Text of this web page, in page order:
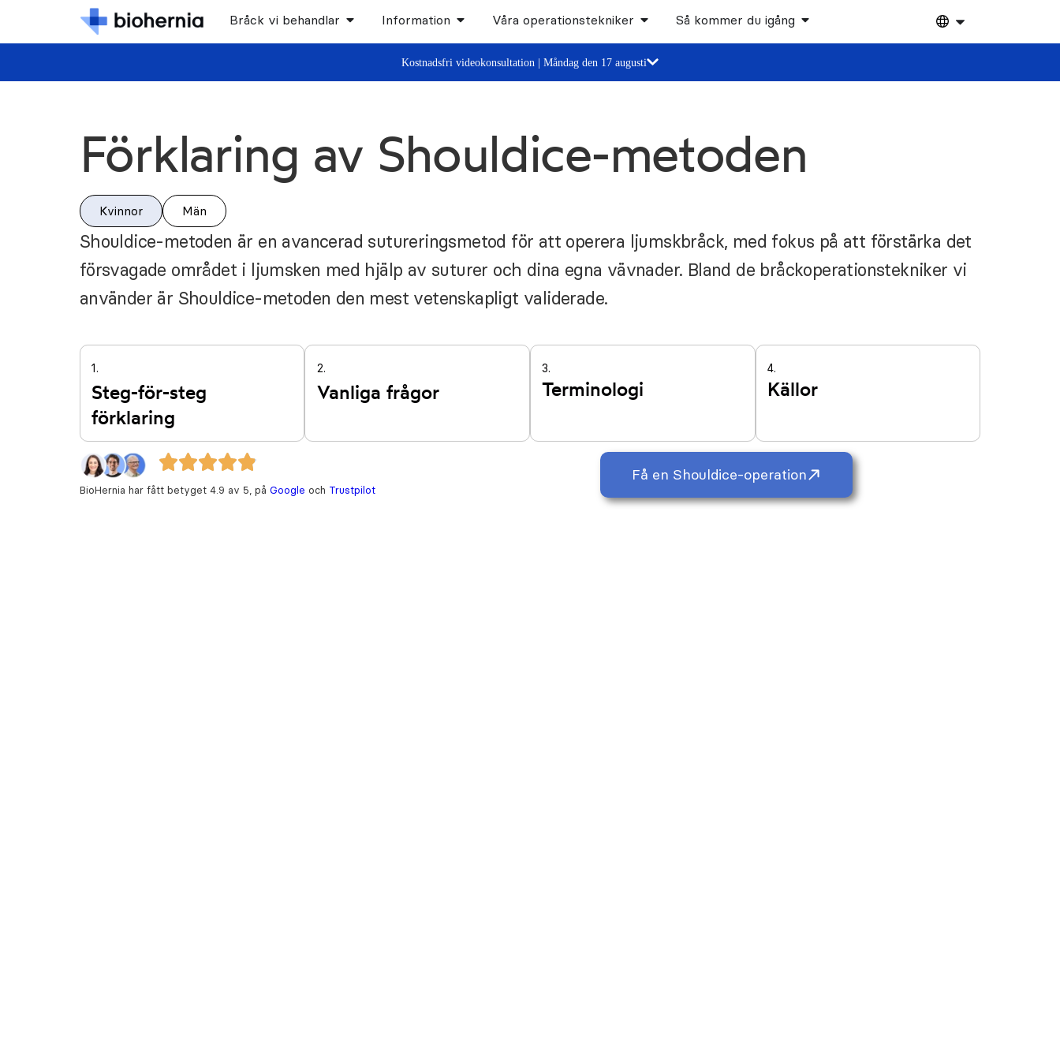
Bråck vi behandlar Information Våra operationstekniker Så kommer du igång
Kostnadsfri videokonsultation | Måndag den 17 augusti
Förklaring av Shouldice-metoden
Kvinnor Män
Shouldice-metoden är en avancerad sutureringsmetod för att operera ljumskbråck, med fokus på att förstärka det
försvagade området i ljumsken med hjälp av suturer och dina egna vävnader. Bland de bråckoperationstekniker vi
använder är Shouldice-metoden den mest vetenskapligt validerade.
1.
Steg-för-steg
förklaring
2.
Vanliga frågor
3.
Terminologi
4.
Källor
Få en Shouldice-operation
BioHernia har fått betyget 4.9 av 5, på Google och Trustpilot